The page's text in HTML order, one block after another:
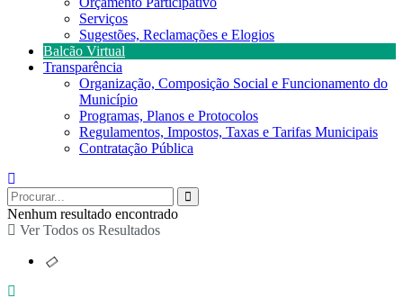
Serviços
Sugestões, Reclamações e Elogios
Balcão Virtual
Transparência
Organização, Composição Social e Funcionamento do
Município
Programas, Planos e Protocolos
Regulamentos, Impostos, Taxas e Tarifas Municipais
Contratação Pública
Nenhum resultado encontrado
Ver Todos os Resultados